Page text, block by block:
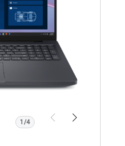
1/4 PreviousNext